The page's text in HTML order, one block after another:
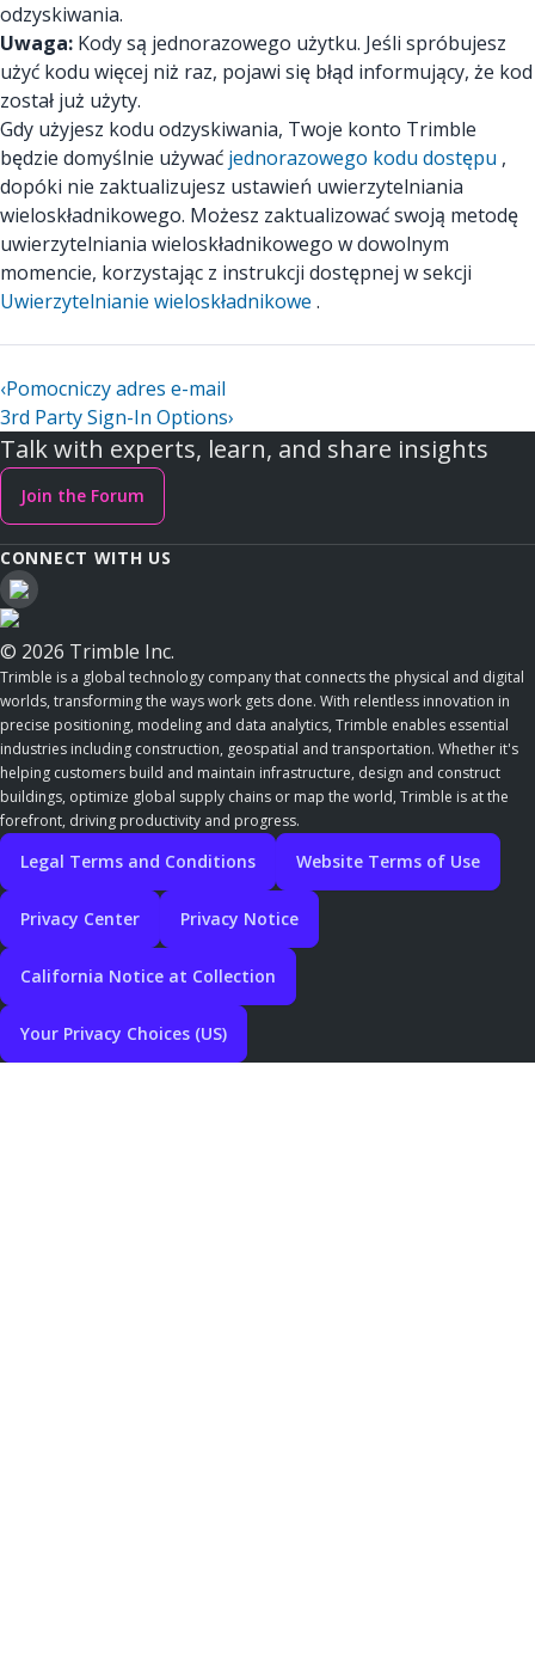
odzyskiwania.
Uwaga: Kody są jednorazowego użytku. Jeśli spróbujesz
użyć kodu więcej niż raz, pojawi się błąd informujący, że kod
został już użyty.
Gdy użyjesz kodu odzyskiwania, Twoje konto Trimble
będzie domyślnie używać jednorazowego kodu dostępu ,
dopóki nie zaktualizujesz ustawień uwierzytelniania
wieloskładnikowego. Możesz zaktualizować swoją metodę
uwierzytelniania wieloskładnikowego w dowolnym
momencie, korzystając z instrukcji dostępnej w sekcji
Uwierzytelnianie wieloskładnikowe .
‹Pomocniczy adres e-mail
3rd Party Sign-In Options›
Talk with experts, learn, and share insights
Join the Forum
CONNECT WITH US
© 2026 Trimble Inc.
Trimble is a global technology company that connects the physical and digital
worlds, transforming the ways work gets done. With relentless innovation in
precise positioning, modeling and data analytics, Trimble enables essential
industries including construction, geospatial and transportation. Whether it's
helping customers build and maintain infrastructure, design and construct
buildings, optimize global supply chains or map the world, Trimble is at the
forefront, driving productivity and progress.
Legal Terms and Conditions Website Terms of Use
Privacy Center Privacy Notice
California Notice at Collection
Your Privacy Choices (US)